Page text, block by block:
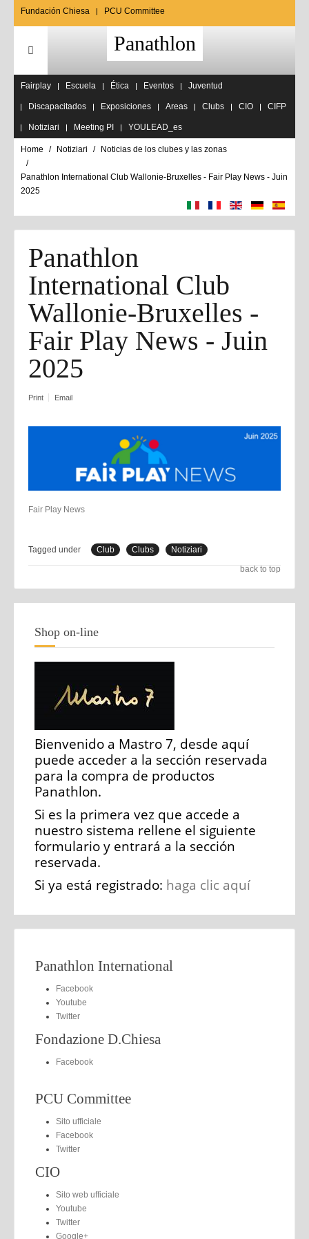
Fundación Chiesa PCU Committee
Panathlon
Fairplay Escuela Ética Eventos Juventud
Discapacitados Exposiciones Areas Clubs CIO CIFP
Notiziari Meeting PI YOULEAD_es
Home Notiziari Noticias de los clubes y las zonas
Panathlon International Club Wallonie-Bruxelles - Fair Play News - Juin
2025
Panathlon
International Club
Wallonie-Bruxelles -
Fair Play News - Juin
2025
Print Email
Fair Play News
Tagged under Club Clubs
Notiziari
back to top
Shop on-line
Bienvenido a Mastro 7, desde aquí
puede acceder a la sección reservada
para la compra de productos
Panathlon.
Si es la primera vez que accede a
nuestro sistema rellene el siguiente
formulario y entrará a la sección
reservada.
Si ya está registrado: haga clic aquí
Panathlon International
Facebook
Youtube
Twitter
Fondazione D.Chiesa
Facebook
PCU Committee
Sito ufficiale
Facebook
Twitter
CIO
Sito web ufficiale
Youtube
Twitter
Google+